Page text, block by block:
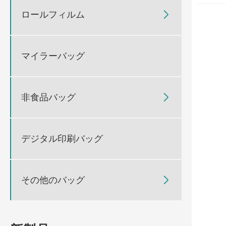
ロールフィルム 
マイラーバッグ
非食品バッグ 
デジタル印刷バッグ
その他のバッグ 